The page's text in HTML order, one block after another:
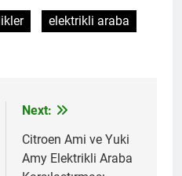
elektrikli araba
Next:
Citroen Ami ve Yuki
Amy Elektrikli Araba